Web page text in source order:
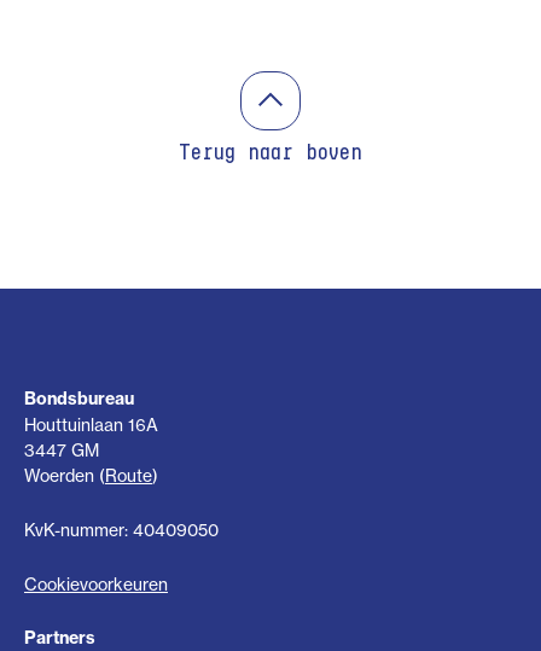
Terug naar boven
Bondsbureau
Houttuinlaan 16A
3447 GM
Woerden (Route)
KvK-nummer: 40409050
Cookievoorkeuren
Partners